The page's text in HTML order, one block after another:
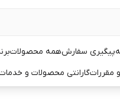
پیگیری سفارشهمه محصولات
مقرراتگارانتی محصولات و